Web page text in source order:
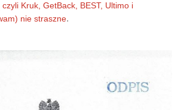
Kruk, GetBack, BEST, Ultimo i
nie straszne.